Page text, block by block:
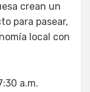
crean un
para pasear,
local con
a.m.